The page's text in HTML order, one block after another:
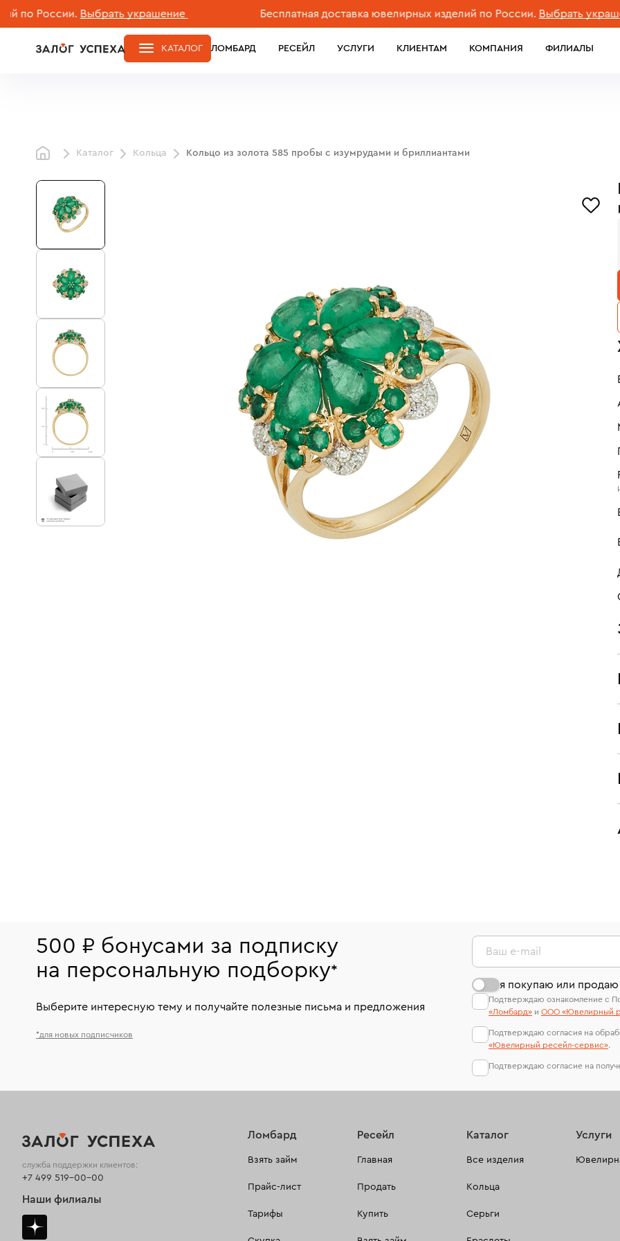
России. Выбрать украшение Бесплатная доставка ювелирных изделий по России. Выбрать украшение
ЛОМБАРД РЕСЕЙЛ УСЛУГИ КЛИЕНТАМ КОМПАНИЯ ФИЛИАЛЫ
КАТАЛОГ
Каталог Кольца Кольцо из золота 585 пробы с изумрудами и бриллиантами
500 ₽ бонусами за подписку
на персональную подборку*
Выберите интересную тему и получайте полезные письма и предложения
*для новых подписчиков
Ваш e-mail
я покупаю или
Подтверждаю ознакомление с
«Ломбард» и ООО «Ювелирный
Подтверждаю согласия на
«Ювелирный ресейл-сервиc».
Подтверждаю согласие на
Ломбард
Взять займ
Прайс-лист
Тарифы
Ресейл
Главная
Продать
Купить
Каталог
Все изделия
Кольца
Серьги
Услуги
служба поддержки клиентов:
+7 499 519-00-00
Наши филиалы